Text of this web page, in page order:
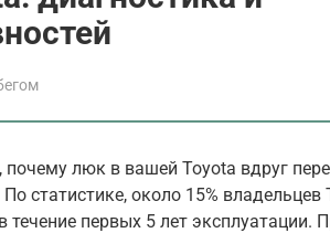
люк в вашей Toyota вдруг
статистике, около 15% владельцев
первых 5 лет эксплуатации.